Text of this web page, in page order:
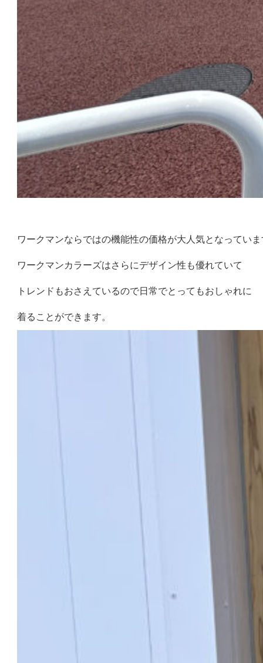
ワークマンならではの機能性の価格が大人気となってい
ワークマンカラーズはさらにデザイン性も優れていて
トレンドもおさえているので日常でとってもおしゃれに
着ることができます。